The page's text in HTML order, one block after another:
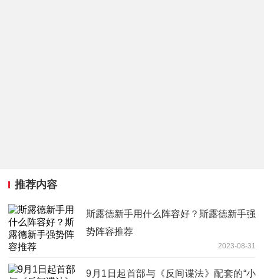
推荐内容
斯露德新手用什么阵容好？斯露德新手强
势阵容推荐
2023-08-31
9月1日起首部与《反间谍法》配套的“小